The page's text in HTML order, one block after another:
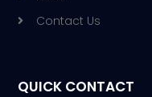
Contact Us
QUICK CONTACT